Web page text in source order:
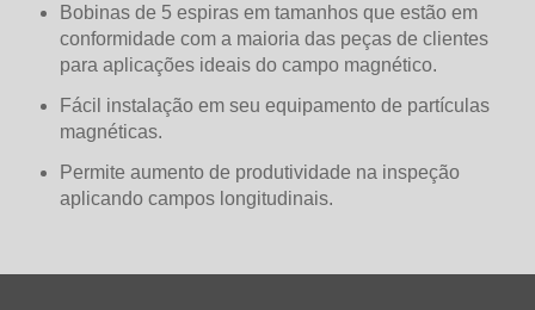
Bobinas de 5 espiras em tamanhos que estão em
conformidade com a maioria das peças de clientes
para aplicações ideais do campo magnético.
Fácil instalação em seu equipamento de partículas
magnéticas.
Permite aumento de produtividade na inspeção
aplicando campos longitudinais.